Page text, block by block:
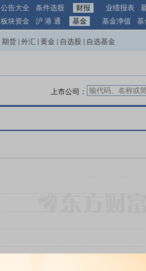
公告大全 条件选股 财报 业绩报表
板块资金 沪 港 通 基金 基金净值 基
期货 外汇 黄金 自选股 自选基金
上市公司：